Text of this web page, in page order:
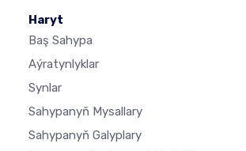
Haryt
Baş Sahypa
Aýratynlyklar
Synlar
Sahypanyň Mysallary
Sahypanyň Galyplary